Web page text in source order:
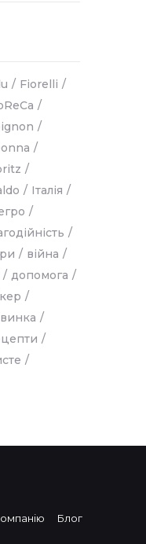
Fiorelli
Італія
війна
допомога
Блог